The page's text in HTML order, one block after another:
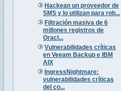
Hackean un proveedor de
SMS y lo utilizan para rob...
Filtración masiva de 6
millones registros de
Oracl...
Vulnerabilidades críticas
en Veeam Backup e IBM
AIX
IngressNightmare:
vulnerabilidades críticas
del co...